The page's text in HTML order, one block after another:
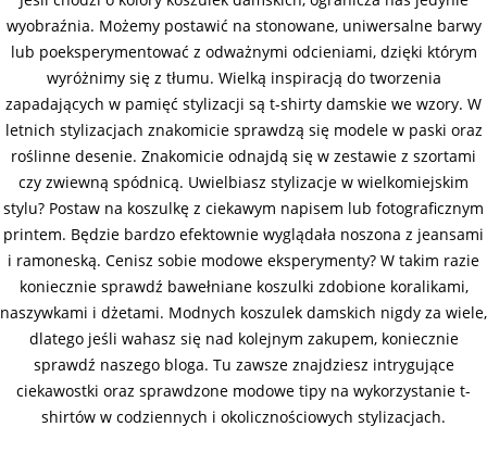
wyobraźnia. Możemy postawić na stonowane, uniwersalne barwy
lub poeksperymentować z odważnymi odcieniami, dzięki którym
wyróżnimy się z tłumu. Wielką inspiracją do tworzenia
zapadających w pamięć stylizacji są t-shirty damskie we wzory. W
letnich stylizacjach znakomicie sprawdzą się modele w paski oraz
roślinne desenie. Znakomicie odnajdą się w zestawie z szortami
czy zwiewną spódnicą. Uwielbiasz stylizacje w wielkomiejskim
stylu? Postaw na koszulkę z ciekawym napisem lub fotograficznym
printem. Będzie bardzo efektownie wyglądała noszona z jeansami
i ramoneską. Cenisz sobie modowe eksperymenty? W takim razie
koniecznie sprawdź bawełniane koszulki zdobione koralikami,
naszywkami i dżetami. Modnych koszulek damskich nigdy za wiele,
dlatego jeśli wahasz się nad kolejnym zakupem, koniecznie
sprawdź naszego bloga. Tu zawsze znajdziesz intrygujące
ciekawostki oraz sprawdzone modowe tipy na wykorzystanie t-
shirtów w codziennych i okolicznościowych stylizacjach.